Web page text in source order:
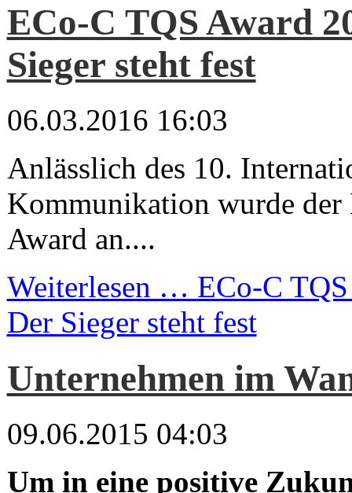
ECo-C TQS Award
Sieger steht fest
06.03.2016 16:03
Anlässlich des 10.
Kommunikation wurde der
Award an....
Weiterlesen … ECo-C
Der Sieger steht fest
Unternehmen im
09.06.2015 04:03
Um in eine positive